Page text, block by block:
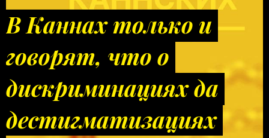
В Каннах только и
говорят, что о
дискриминациях да
дестигматизациях